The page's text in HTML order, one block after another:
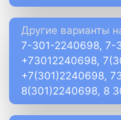
Другие варианты
7-301-2240698, 7-
+73012240698,
+7(301)2240698,
8(301)2240698, 8